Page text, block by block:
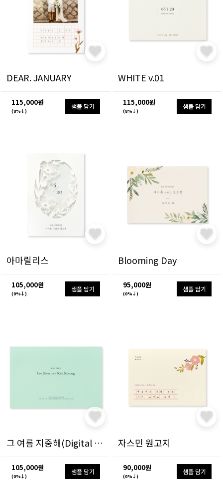
DEAR. JANUARY
115,000원
(8%↓)
샘플 담기
WHITE v.01
115,000원
(8%↓)
샘플 담기
아마릴리스
105,000원
(0%↓)
샘플 담기
Blooming Day
95,000원
(0%↓)
샘플 담기
그 여름 지중해(Digital Ver)
105,000원
(0%↓)
샘플 담기
자스민 원고지
90,000원
(0%↓)
샘플 담기